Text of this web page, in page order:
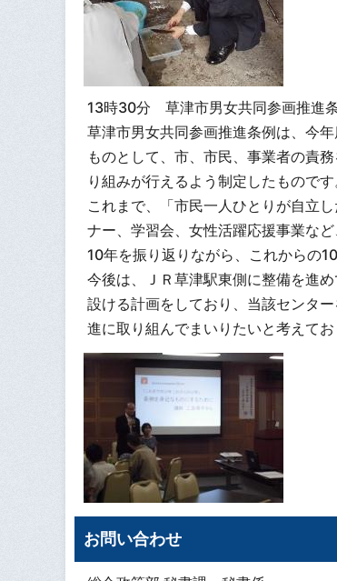
13時30分 草津市男女共同参画推進
草津市男女共同参画推進条例は、今
ものとして、市、市民、事業者の責
り組みが行えるよう制定したものです
これまで、「市民一人ひとりが自立
ナー、学習会、女性活躍応援事業な
10年を振り返りながら、これからの
今後は、ＪＲ草津駅東側に整備を進
設ける計画をしており、当該センタ
進に取り組んでまいりたいと考えて
お問い合わせ